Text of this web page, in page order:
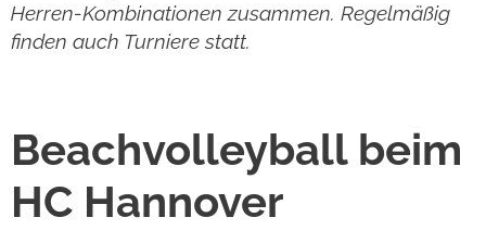
Herren-Kombinationen zusammen. Regelmäßig
finden auch Turniere statt.
Beachvolleyball beim
HC Hannover